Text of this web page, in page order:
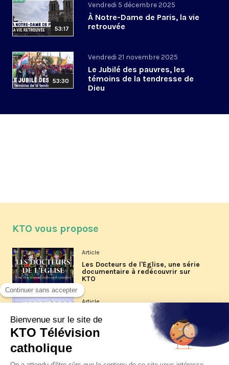
53:17
Vendredi 5 décembre 2025
À Notre-Dame de Paris, la vie
retrouvée
53:30
Vendredi 21 novembre 2025
Le Jubilé des pauvres, les
témoins de la tendresse de
Dieu
KTO vous propose
Article
Les Docteurs de l'Église, une série
documentaire à redécouvrir sur
KTO
Article
Les reportages d'été 2026 de KTO
La visite pastorale du pape Léon